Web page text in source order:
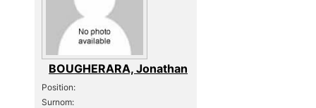
BOUGHERARA, Jonathan
Position:
Surnom: